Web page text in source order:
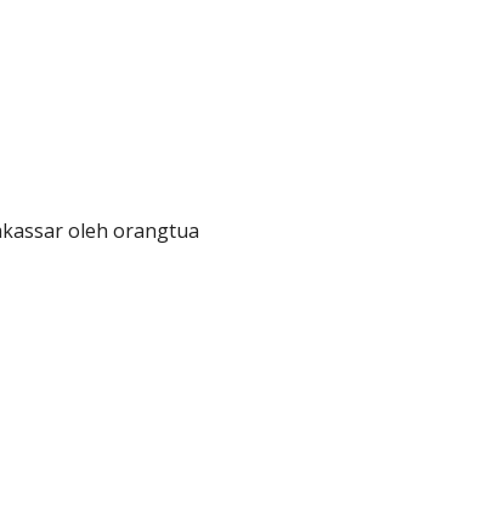
oleh orangtua